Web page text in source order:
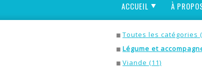
ACCUEIL À
Toutes les catégories
Légume et
Viande (11)